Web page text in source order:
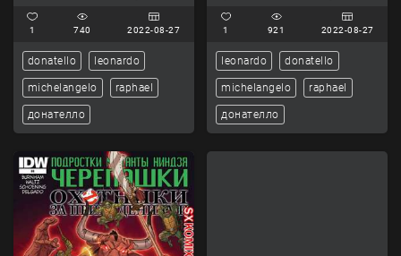
Часть 2
1 740 2022-08-27
donatello leonardo
michelangelo raphael
донателло
Часть 3
1 921 2022-08-27
leonardo donatello
michelangelo raphael
донателло